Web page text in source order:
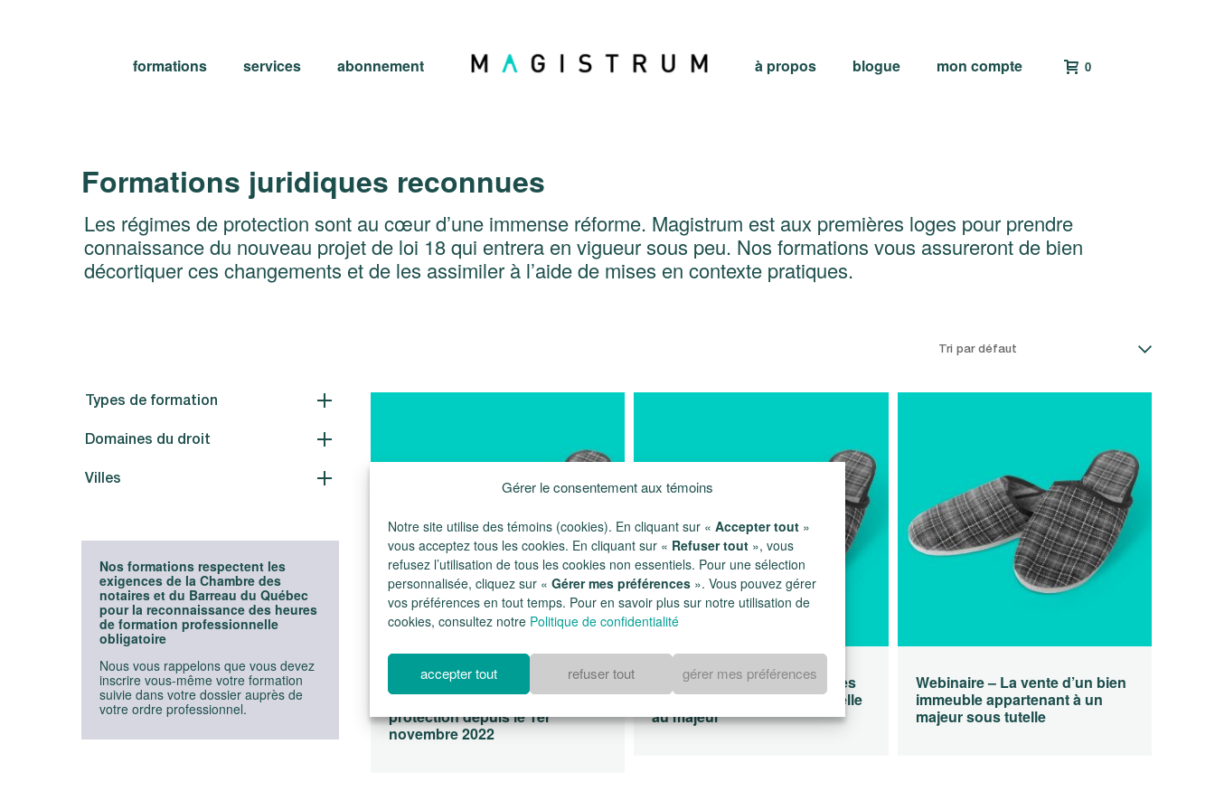
Gérer le consentement aux témoins
Notre site utilise des témoins (cookies). En cliquant sur « Accepter tout »
vous acceptez tous les cookies. En cliquant sur « Refuser tout », vous
refusez l’utilisation de tous les cookies non essentiels. Pour une sélection
personnalisée, cliquez sur « Gérer mes préférences ». Vous pouvez gérer
vos préférences en tout temps. Pour en savoir plus sur notre utilisation de
cookies, consultez notre Politique de confidentialité
accepter tout refuser tout gérer mes préférences
formations services abonnement à propos blogue mon compte 0
Formations juridiques reconnues
Les régimes de protection sont au cœur d’une immense réforme. Magistrum est aux premières loges pour prendre
connaissance du nouveau projet de loi 18 qui entrera en vigueur sous peu. Nos formations vous assureront de bien
décortiquer ces changements et de les assimiler à l’aide de mises en contexte pratiques.
Webinaire – La rédaction et
l’homologation d’un mandat de
protection depuis le 1er
novembre 2022
Webinaire – La protection des
majeurs : le régime de la tutelle
au majeur
Webinaire – La vente d’un bien
immeuble appartenant à un
majeur sous tutelle
Types de formation
Domaines du droit
Villes
Nos formations respectent les
exigences de la Chambre des
notaires et du Barreau du Québec
pour la reconnaissance des heures
de formation professionnelle
obligatoire
Nous vous rappelons que vous devez
inscrire vous-même votre formation
suivie dans votre dossier auprès de
votre ordre professionnel.